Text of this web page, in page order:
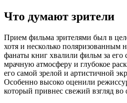
Что думают зрители
Прием фильма зрителями был в
хотя и несколько
фанаты книг хвалили фильм за его
мрачную атмосферу и глубокое
его самой зрелой и артистичной
Особенно высоко оценили
который привнес свежий взгляд во